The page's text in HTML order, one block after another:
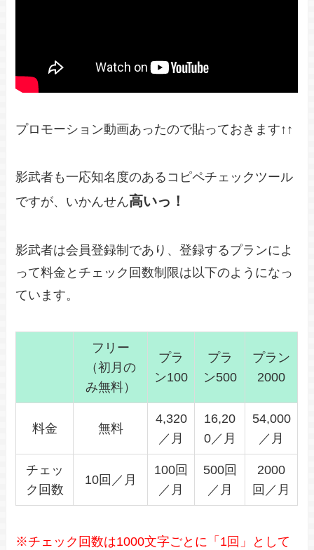
プロモーション動画あったので貼っておきます↑↑
影武者も一応知名度のあるコピペチェックツール
ですが、いかんせん高いっ！
影武者は会員登録制であり、登録するプランによ
って料金とチェック回数制限は以下のようになっ
ています。
フリー
（初月の
み無料）
プラ
ン100
プラ
ン500
プラン
2000
料金 無料
4,320
／月
16,20
0／月
54,000
／月
チェッ
ク回数
10回／月
100回
／月
500回
／月
2000
回／月
※チェック回数は1000文字ごとに「1回」として